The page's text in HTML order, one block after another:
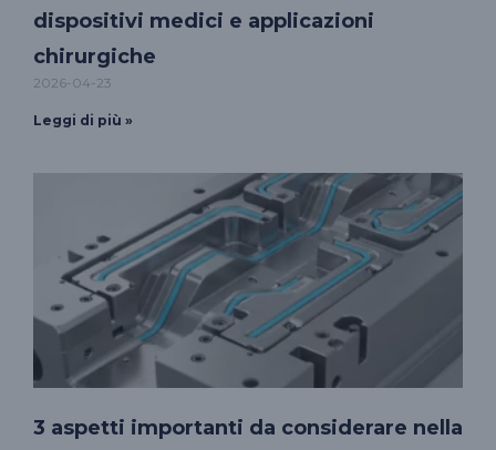
dispositivi medici e applicazioni
chirurgiche
2026-04-23
Leggi di più »
3 aspetti importanti da considerare nella